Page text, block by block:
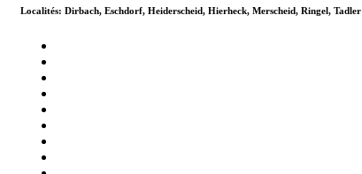
Localités: Dirbach, Eschdorf, Heiderscheid, Hierheck, Merscheid, Ringel, Tadler